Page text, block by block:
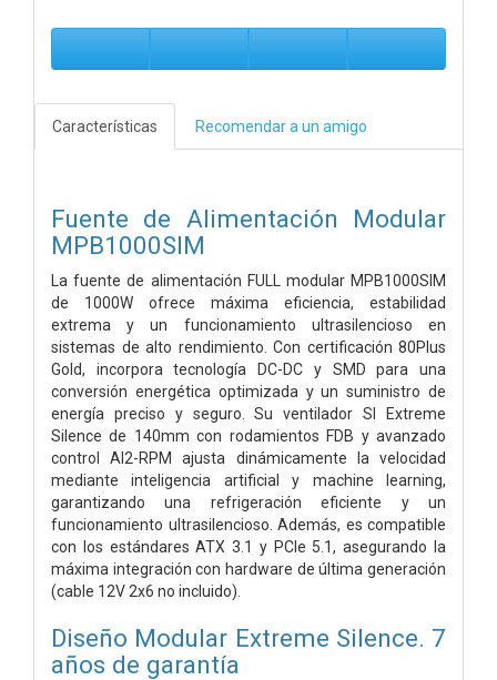
Características Recomendar a un amigo
Fuente de Alimentación Modular
MPB1000SIM
La fuente de alimentación FULL modular MPB1000SIM
de 1000W ofrece máxima eficiencia, estabilidad
extrema y un funcionamiento ultrasilencioso en
sistemas de alto rendimiento. Con certificación 80Plus
Gold, incorpora tecnología DC-DC y SMD para una
conversión energética optimizada y un suministro de
energía preciso y seguro. Su ventilador SI Extreme
Silence de 140mm con rodamientos FDB y avanzado
control AI2-RPM ajusta dinámicamente la velocidad
mediante inteligencia artificial y machine learning,
garantizando una refrigeración eficiente y un
funcionamiento ultrasilencioso. Además, es compatible
con los estándares ATX 3.1 y PCIe 5.1, asegurando la
máxima integración con hardware de última generación
(cable 12V 2x6 no incluido).
Diseño Modular Extreme Silence. 7
años de garantía